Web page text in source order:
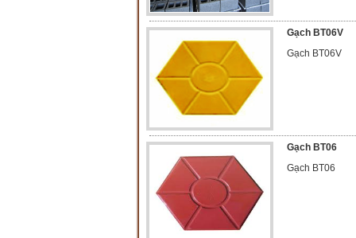
Gạch BT06V
Gạch BT06V
Gạch BT06
Gạch BT06